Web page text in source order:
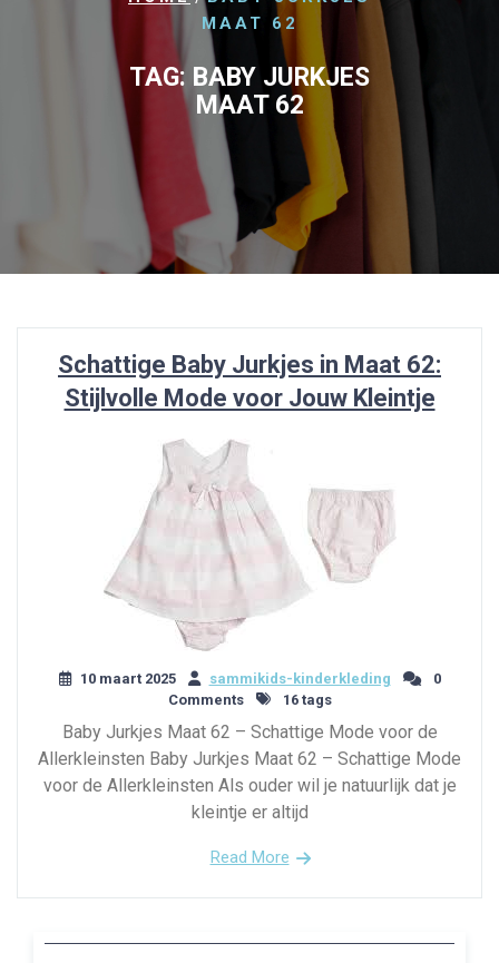
MAAT 62
TAG: BABY JURKJES
MAAT 62
Schattige Baby Jurkjes in Maat 62:
Stijlvolle Mode voor Jouw Kleintje
10 maart 2025 sammikids-kinderkleding
0
Comments
16 tags
Baby Jurkjes Maat 62 – Schattige Mode voor de
Allerkleinsten Baby Jurkjes Maat 62 – Schattige Mode
voor de Allerkleinsten Als ouder wil je natuurlijk dat je
kleintje er altijd
Read More